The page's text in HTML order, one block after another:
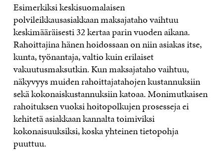
Esimerkiksi keskisuomalaisen
polvileikkausasiakkaan maksajataho vaihtuu
keskimääräisesti 32 kertaa parin vuoden aikana.
Rahoittajina hänen hoidossaan on niin asiakas itse,
kunta, työnantaja, valtio kuin erilaiset
vakuutusmaksutkin. Kun maksajataho vaihtuu,
näkyvyys muiden rahoittajatahojen kustannuksiin
sekä kokonaiskustannuksiin katoaa. Monimutkaisen
rahoituksen vuoksi hoitopolkujen prosesseja ei
kehitetä asiakkaan kannalta toimiviksi
kokonaisuuksiksi, koska yhteinen tietopohja
puuttuu.